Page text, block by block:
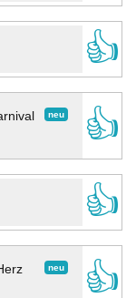
👍
neu
👍
👍
neu 👍